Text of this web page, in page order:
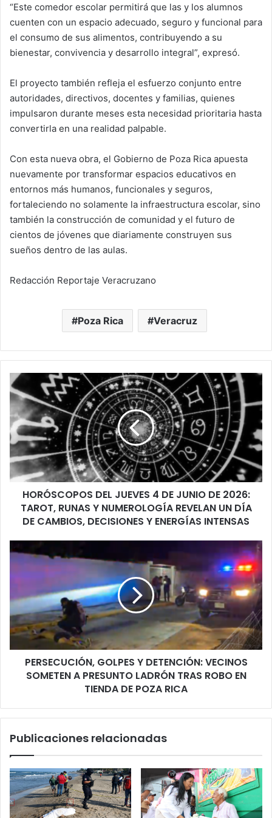
“Este comedor escolar permitirá que las y los alumnos
cuenten con un espacio adecuado, seguro y funcional para
el consumo de sus alimentos, contribuyendo a su
bienestar, convivencia y desarrollo integral”, expresó.
El proyecto también refleja el esfuerzo conjunto entre
autoridades, directivos, docentes y familias, quienes
impulsaron durante meses esta necesidad prioritaria hasta
convertirla en una realidad palpable.
Con esta nueva obra, el Gobierno de Poza Rica apuesta
nuevamente por transformar espacios educativos en
entornos más humanos, funcionales y seguros,
fortaleciendo no solamente la infraestructura escolar, sino
también la construcción de comunidad y el futuro de
cientos de jóvenes que diariamente construyen sus
sueños dentro de las aulas.
Redacción Reportaje Veracruzano
Poza Rica Veracruz
HORÓSCOPOS
DEL
JUEVES
4
DE
JUNIO
DE
2026:
TAROT,
RUNAS
NUMEROLOGÍA
DÍA
DECISIONES
ENERGÍAS
INTENSAS
HORÓSCOPOS DEL JUEVES 4 DE JUNIO DE 2026:
TAROT, RUNAS Y NUMEROLOGÍA REVELAN UN DÍA
DE CAMBIOS, DECISIONES Y ENERGÍAS INTENSAS
PERSECUCIÓN,
GOLPES
Y
VECINOS
SOMETEN
PRESUNTO
LADRÓN
TRAS
ROBO
DE
RICA
PERSECUCIÓN, GOLPES Y DETENCIÓN: VECINOS
SOMETEN A PRESUNTO LADRÓN TRAS ROBO EN
TIENDA DE POZA RICA
Publicaciones relacionadas